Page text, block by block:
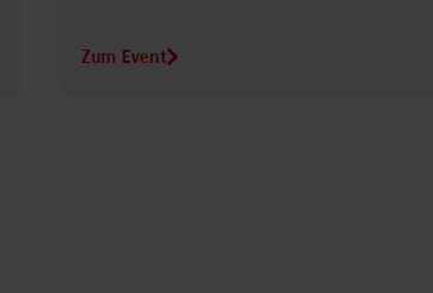
Zum Event